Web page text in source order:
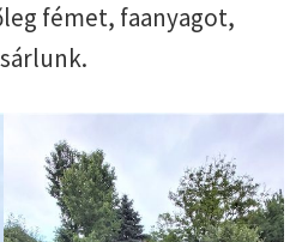
fémet, faanyagot,